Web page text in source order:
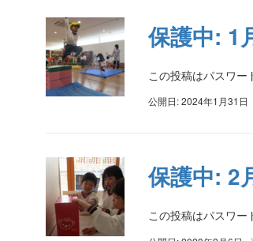
保護中: 1
この投稿はパスワー
公開日: 2024年1月31日
保護中: 2
この投稿はパスワー